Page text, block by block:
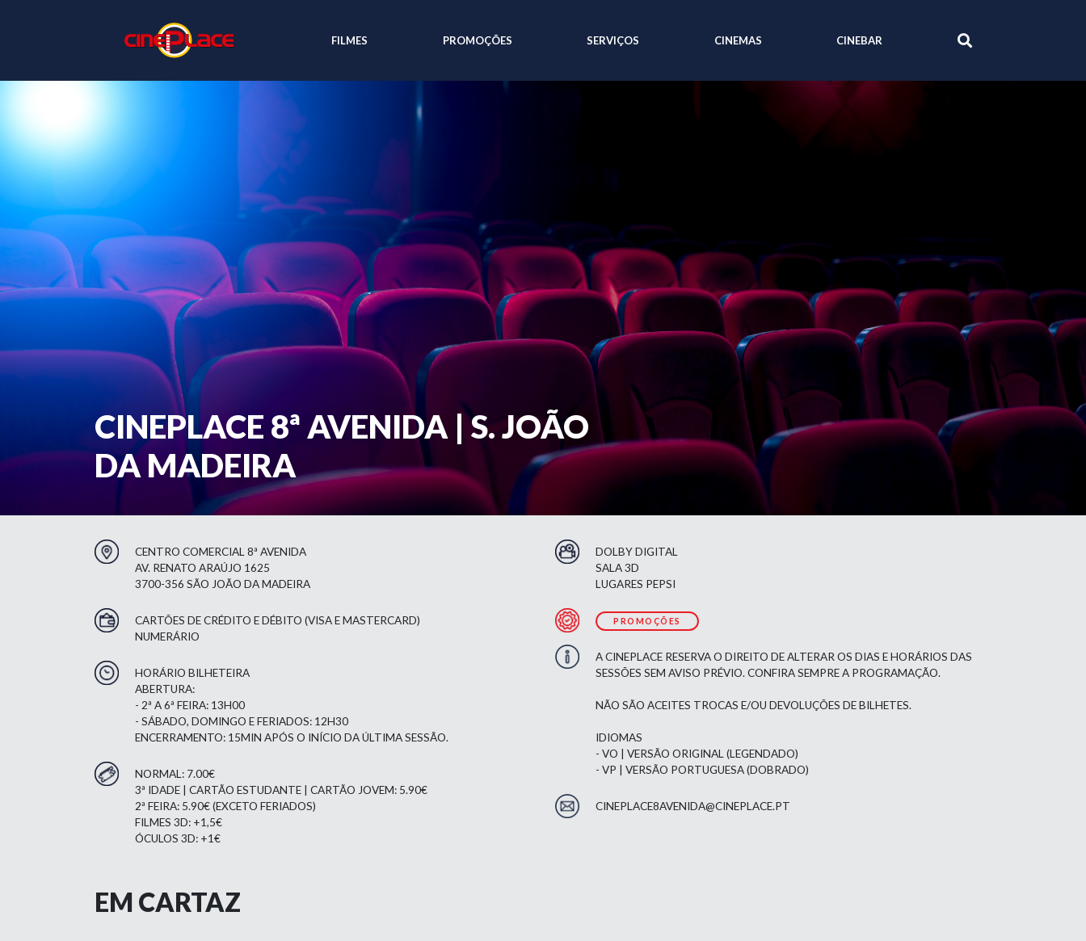
FILMES PROMOÇÕES SERVIÇOS CINEMAS CINEBAR
CINEPLACE 8ª AVENIDA | S. JOÃO
DA MADEIRA
CENTRO COMERCIAL 8ª AVENIDA
AV. RENATO ARAÚJO 1625
3700-356 SÃO JOÃO DA MADEIRA
CARTÕES DE CRÉDITO E DÉBITO (VISA E MASTERCARD)
NUMERÁRIO
HORÁRIO BILHETEIRA
ABERTURA:
- 2ª A 6ª FEIRA: 13H00
- SÁBADO, DOMINGO E FERIADOS: 12H30
ENCERRAMENTO: 15MIN APÓS O INÍCIO DA ÚLTIMA SESSÃO.
NORMAL: 7.00€
3ª IDADE | CARTÃO ESTUDANTE | CARTÃO JOVEM: 5.90€
2ª FEIRA: 5.90€ (EXCETO FERIADOS)
FILMES 3D: +1,5€
ÓCULOS 3D: +1€
DOLBY DIGITAL
SALA 3D
LUGARES PEPSI
PROMOÇÕES
A CINEPLACE RESERVA O DIREITO DE ALTERAR OS DIAS E HORÁRIOS DAS
SESSÕES SEM AVISO PRÉVIO. CONFIRA SEMPRE A PROGRAMAÇÃO.
NÃO SÃO ACEITES TROCAS E/OU DEVOLUÇÕES DE BILHETES.
IDIOMAS
- VO | VERSÃO ORIGINAL (LEGENDADO)
- VP | VERSÃO PORTUGUESA (DOBRADO)
CINEPLACE8AVENIDA@CINEPLACE.PT
EM CARTAZ